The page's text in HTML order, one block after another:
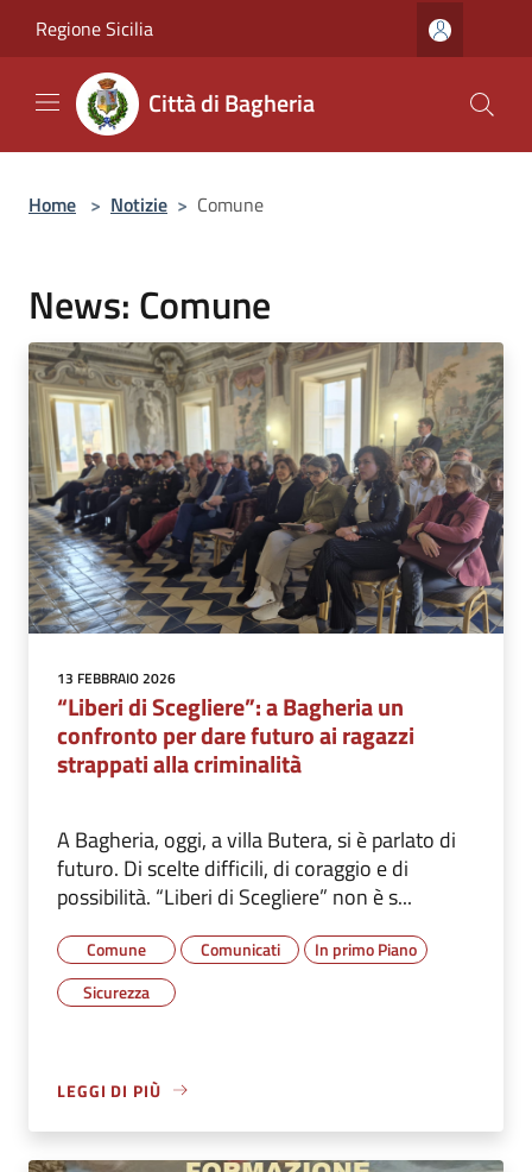
Regione Sicilia
Città di Bagheria
Home > Notizie > Comune
News: Comune
13 FEBBRAIO 2026
“Liberi di Scegliere”: a Bagheria un
confronto per dare futuro ai ragazzi
strappati alla criminalità
A Bagheria, oggi, a villa Butera, si è parlato di
futuro. Di scelte difficili, di coraggio e di
possibilità. “Liberi di Scegliere” non è s...
Comune Comunicati
In primo Piano
Sicurezza
LEGGI DI PIÙ